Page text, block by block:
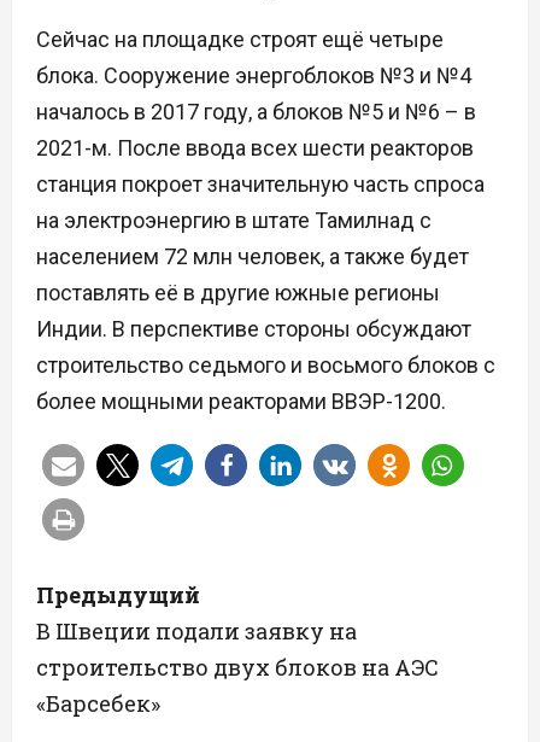
Сейчас на площадке строят ещё четыре
блока. Сооружение энергоблоков №3 и №4
началось в 2017 году, а блоков №5 и №6 – в
2021-м. После ввода всех шести реакторов
станция покроет значительную часть спроса
на электроэнергию в штате Тамилнад с
населением 72 млн человек, а также будет
поставлять её в другие южные регионы
Индии. В перспективе стороны обсуждают
строительство седьмого и восьмого блоков с
более мощными реакторами ВВЭР-1200.
Н
а
в
Предыдущий
В Швеции подали заявку на
строительство двух блоков на АЭС
«Барсебек»